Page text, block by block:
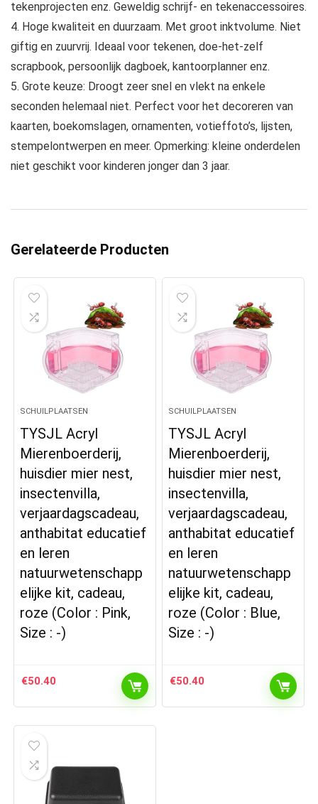
tekenprojecten enz. Geweldig schrijf- en tekenaccessoires.
4. Hoge kwaliteit en duurzaam. Met groot inktvolume. Niet
giftig en zuurvrij. Ideaal voor tekenen, doe-het-zelf
scrapbook, persoonlijk dagboek, kantoorplanner enz.
5. Grote keuze: Droogt zeer snel en vlekt na enkele
seconden helemaal niet. Perfect voor het decoreren van
kaarten, boekomslagen, ornamenten, votieffoto’s, lijsten,
stempelontwerpen en meer. Opmerking: kleine onderdelen
niet geschikt voor kinderen jonger dan 3 jaar.
Gerelateerde Producten
SCHUILPLAATSEN
TYSJL Acryl
Mierenboerderij,
huisdier mier nest,
insectenvilla,
verjaardagscadeau,
anthabitat educatief
en leren
natuurwetenschapp
elijke kit, cadeau,
roze (Color : Pink,
Size : -)
€50.40
SCHUILPLAATSEN
TYSJL Acryl
Mierenboerderij,
huisdier mier nest,
insectenvilla,
verjaardagscadeau,
anthabitat educatief
en leren
natuurwetenschapp
elijke kit, cadeau,
roze (Color : Blue,
Size : -)
€50.40